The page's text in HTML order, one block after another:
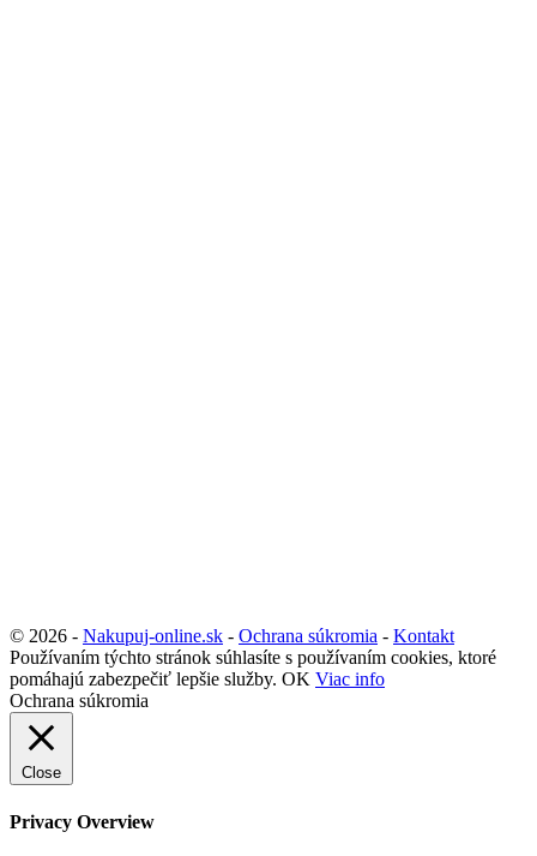
© 2026 - Nakupuj-online.sk - Ochrana súkromia - Kontakt
Používaním týchto stránok súhlasíte s používaním cookies, ktoré
pomáhajú zabezpečiť lepšie služby. OK Viac info
Ochrana súkromia
Close
Privacy Overview